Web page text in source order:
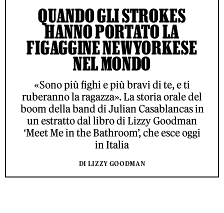
QUANDO GLI STROKES
HANNO PORTATO LA
FIGAGGINE NEWYORKESE
NEL MONDO
«Sono più fighi e più bravi di te, e ti
ruberanno la ragazza». La storia orale del
boom della band di Julian Casablancas in
un estratto dal libro di Lizzy Goodman
‘Meet Me in the Bathroom’, che esce oggi
in Italia
DI LIZZY GOODMAN